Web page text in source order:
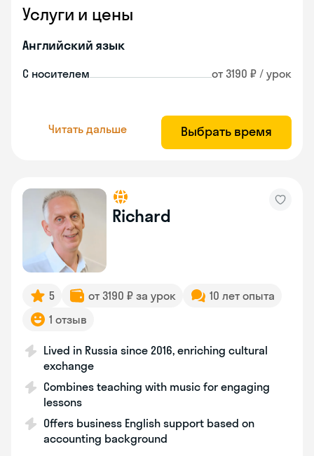
Услуги и цены
Английский язык
С носителем от 3190 ₽ / урок
Читать дальше Выбрать время
Richard
5 от 3190 ₽ за урок
10 лет опыта
1 отзыв
Lived in Russia since 2016, enriching cultural
exchange
Combines teaching with music for engaging
lessons
Offers business English support based on
accounting background